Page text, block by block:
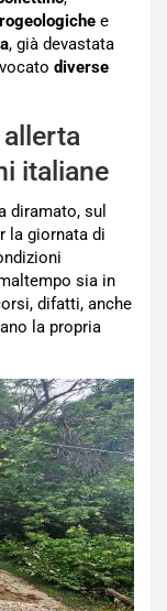
e
, già devastata
diverse
italiane
diramato, sul
la giornata di
sia in
difatti, anche
la propria